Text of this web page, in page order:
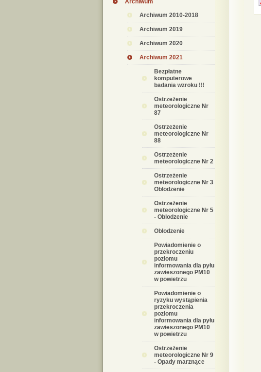
Archiwum
Archiwum 2010-2018
Archiwum 2019
Archiwum 2020
Archiwum 2021
Bezpłatne
komputerowe
badania wzroku !!!
Ostrzeżenie
meteorologiczne Nr
87
Ostrzeżenie
meteorologiczne Nr
88
Ostrzeżenie
meteorologiczne Nr 2
Ostrzeżenie
meteorologiczne Nr 3
Oblodzenie
Ostrzeżenie
meteorologiczne Nr 5
- Oblodzenie
Oblodzenie
Powiadomienie o
przekroczeniu
poziomu
informowania dla pyłu
zawieszonego PM10
w powietrzu
Powiadomienie o
ryzyku wystąpienia
przekroczenia
poziomu
informowania dla pyłu
zawieszonego PM10
w powietrzu
Ostrzeżenie
meteorologiczne Nr 9
- Opady marznące